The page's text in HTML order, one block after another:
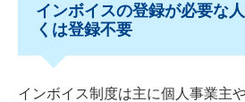
インボイスの登録が必要な
くは登録不要
インボイス制度は主に個人事業主